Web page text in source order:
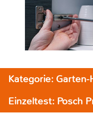
Kategorie: Garten-
Einzeltest: Posch